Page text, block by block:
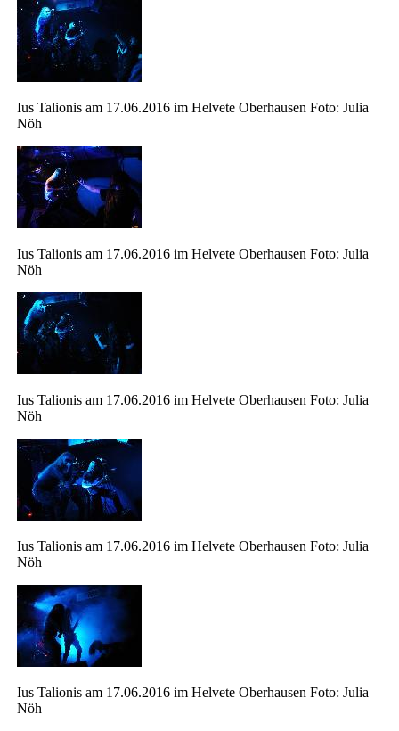
Ius Talionis am 17.06.2016 im Helvete Oberhausen Foto: Julia
Nöh
Ius Talionis am 17.06.2016 im Helvete Oberhausen Foto: Julia
Nöh
Ius Talionis am 17.06.2016 im Helvete Oberhausen Foto: Julia
Nöh
Ius Talionis am 17.06.2016 im Helvete Oberhausen Foto: Julia
Nöh
Ius Talionis am 17.06.2016 im Helvete Oberhausen Foto: Julia
Nöh